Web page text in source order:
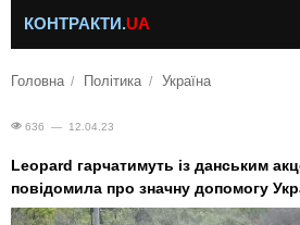
КОНТРАКТИ.UA
Головна Політика Україна
636 — 12.04.23
Leopard гарчатимуть із данським
повідомила про значну допомогу